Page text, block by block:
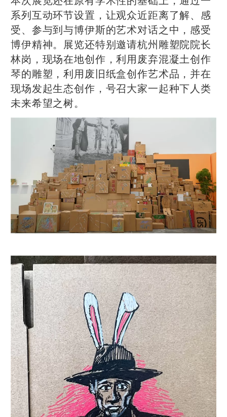
系列互动环节设置，让观众近距离了解、感
受、参与到与博伊斯的艺术对话之中，感受
博伊精神。展览还特别邀请杭州雕塑院院长
林岗，现场在地创作，利用废弃混凝土创作
琴的雕塑，利用废旧纸盒创作艺术品，并在
现场发起生态创作，号召大家一起种下人类
未来希望之树。